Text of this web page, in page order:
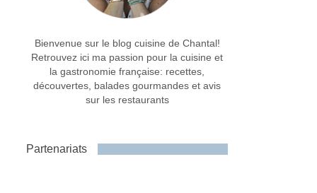
Bienvenue sur le blog cuisine de Chantal!
Retrouvez ici ma passion pour la cuisine et
la gastronomie française: recettes,
découvertes, balades gourmandes et avis
sur les restaurants
Partenariats